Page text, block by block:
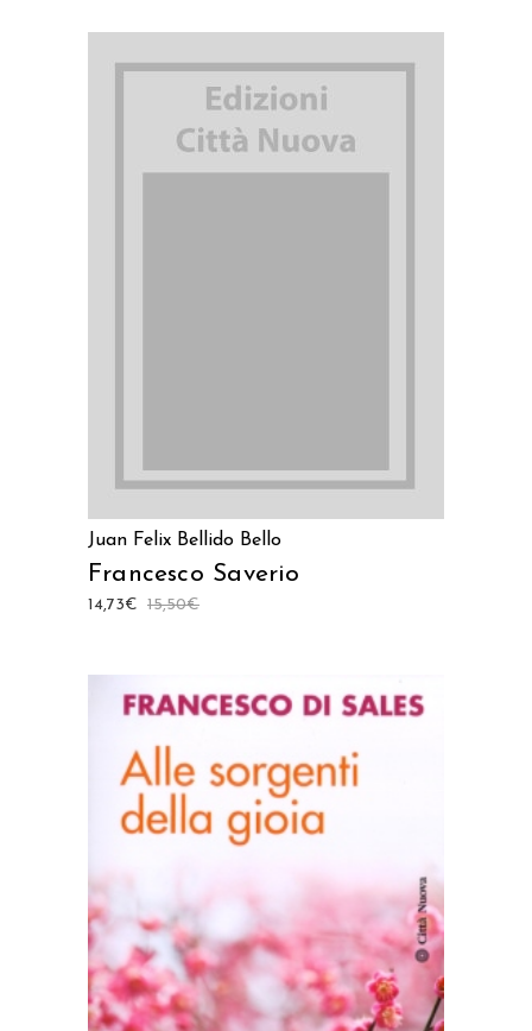
Juan Felix Bellido Bello
Francesco Saverio
15,50€
14,73€
AGGIUNGI AL CARRELLO